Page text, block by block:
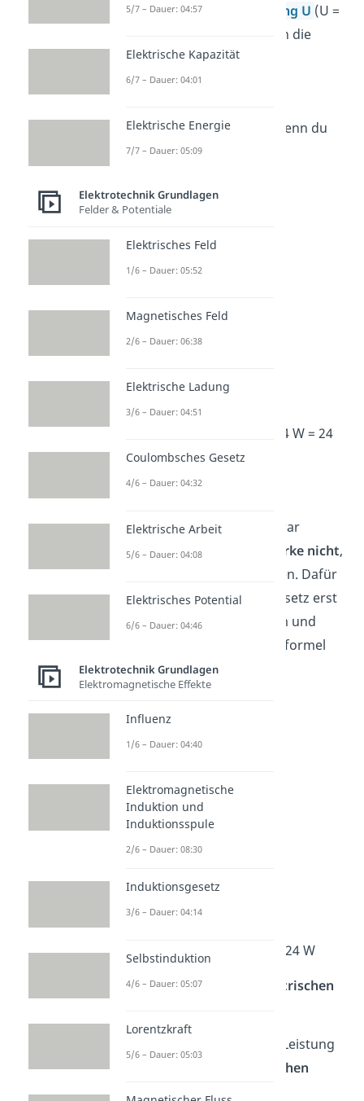
Stromstärke I
Spannung U (U =
R · I). Das kannst du jetzt in die
Grundformel einsetzen:
Diese Variante nutzt du, wenn du
den Widerstand
P = U • I
2
Gegeben:
I = 2 A
Lösung:
= 6 · 4 W = 24
W
Variante 2 — I ersetzen
Wenn du dieSpannung
zwar
kennst, aber die
Stromstärke nicht,
kannst du auch sie ersetzen. Dafür
stellst dudas ohmsche Gesetz erst
nach derStromstärke
um und
setzt es dann in die Grundformel
ein.
P = U • I
P = U •
➡️Beispiel:
Gegeben:
R = 6Ω
P =
W = 24 W
Variante 3 — mit der elektrischen
Du kannst die elektrische Leistung
elektrischen
Energiebestimmen.
5/7 – Dauer: 04:57
Elektrische Kapazität
6/7 – Dauer: 04:01
Elektrische Energie
7/7 – Dauer: 05:09
Elektrotechnik Grundlagen
Felder & Potentiale
Elektrisches Feld
1/6 – Dauer: 05:52
Magnetisches Feld
2/6 – Dauer: 06:38
Elektrische Ladung
3/6 – Dauer: 04:51
Coulombsches Gesetz
4/6 – Dauer: 04:32
Elektrische Arbeit
5/6 – Dauer: 04:08
Elektrisches Potential
6/6 – Dauer: 04:46
Elektrotechnik Grundlagen
Elektromagnetische Effekte
Influenz
1/6 – Dauer: 04:40
Elektromagnetische
Induktion und
Induktionsspule
2/6 – Dauer: 08:30
Induktionsgesetz
3/6 – Dauer: 04:14
Selbstinduktion
4/6 – Dauer: 05:07
Lorentzkraft
5/6 – Dauer: 05:03